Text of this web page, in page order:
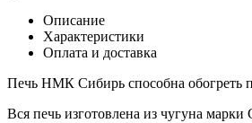
Описание
Характеристики
Оплата и доставка
Печь НМК Сибирь способна обогреть
Вся печь изготовлена из чугуна